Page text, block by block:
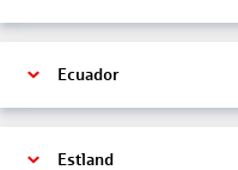
Ecuador
Estland